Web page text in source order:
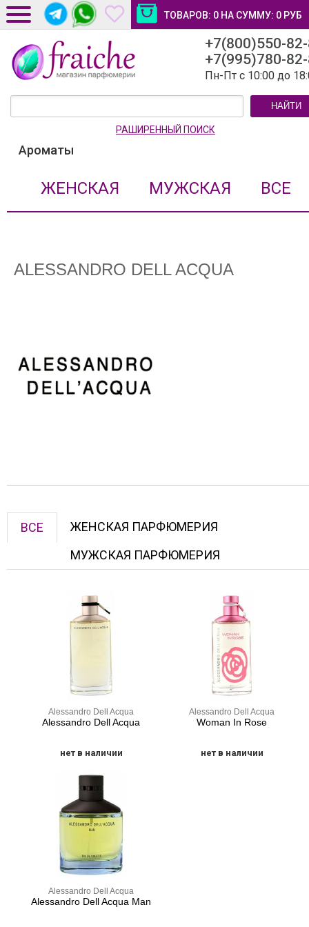
ТОВАРОВ: 0 НА СУММУ: 0 РУБ
ДОСТАВКА И ОПЛАТА
НОВОСТИ И СТАТЬИ
+7(800)550-
+7(995)780-
Пн-Пт с 10:00 до
НАЙТИ
РАШИРЕННЫЙ ПОИСК
Ароматы
ЖЕНСКАЯ МУЖСКАЯ ВСЕ
ALESSANDRO DELL ACQUA
ВСЕ
ЖЕНСКАЯ ПАРФЮМЕРИЯ
МУЖСКАЯ ПАРФЮМЕРИЯ
Alessandro Dell Acqua
Alessandro Dell Acqua
нет в наличии
Alessandro Dell Acqua
Woman In Rose
нет в наличии
Alessandro Dell Acqua
Alessandro Dell Acqua Man